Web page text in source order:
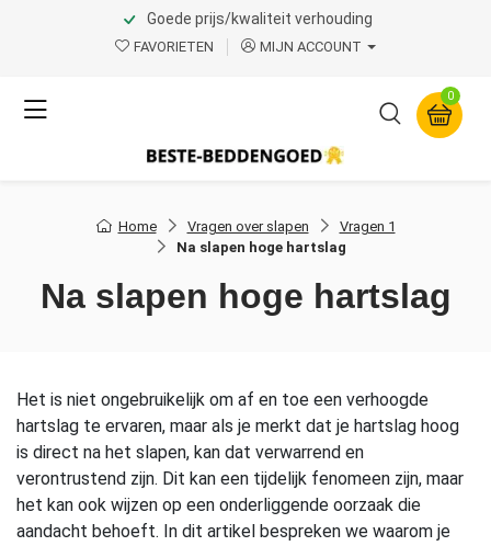
Goede prijs/kwaliteit verhouding
FAVORIETEN MIJN ACCOUNT
0
Home Vragen over slapen
Vragen 1
Na slapen hoge hartslag
Na slapen hoge hartslag
Het is niet ongebruikelijk om af en toe een verhoogde
hartslag te ervaren, maar als je merkt dat je hartslag hoog
is direct na het slapen, kan dat verwarrend en
verontrustend zijn. Dit kan een tijdelijk fenomeen zijn, maar
het kan ook wijzen op een onderliggende oorzaak die
aandacht behoeft. In dit artikel bespreken we waarom je